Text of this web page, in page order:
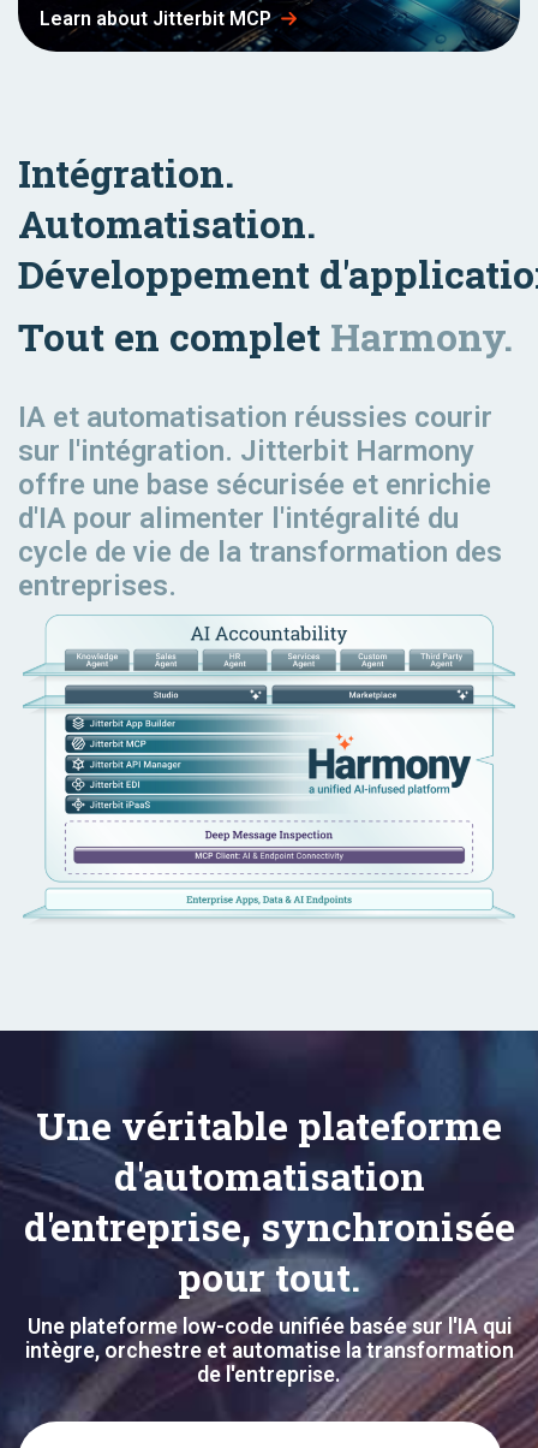
Learn about Jitterbit MCP
Intégration.
Automatisation.
Développement
Tout en complet Harmony.
IA et automatisation réussies courir
sur l'intégration. Jitterbit Harmony
offre une base sécurisée et enrichie
d'IA pour alimenter l'intégralité du
cycle de vie de la transformation des
entreprises.
Une véritable plateforme
d'automatisation
d'entreprise, synchronisée
pour tout.
Une plateforme low-code unifiée basée sur l'IA qui
intègre, orchestre et automatise la transformation
de l'entreprise.